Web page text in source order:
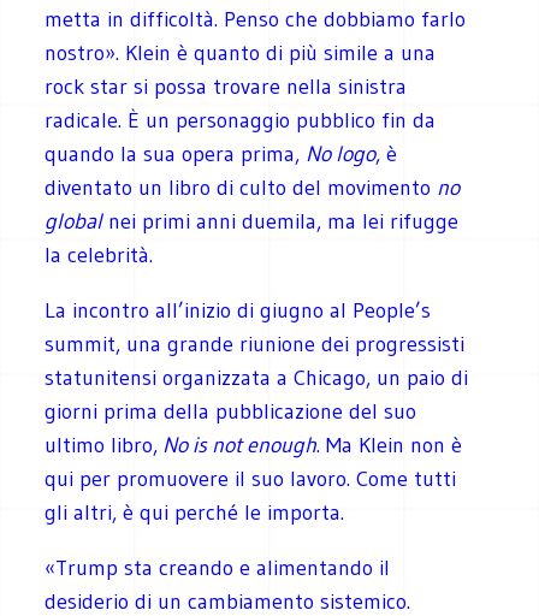
metta in difficoltà. Penso che dobbiamo farlo
nostro». Klein è quanto di più simile a una
rock star si possa trovare nella sinistra
radicale. È un personaggio pubblico fin da
quando la sua opera prima, No logo, è
diventato un libro di culto del movimento no
globalnei primi anni duemila, ma lei rifugge
la celebrità.
La incontro all’inizio di giugno al People’s
summit, una grande riunione dei progressisti
statunitensi organizzata a Chicago, un paio di
giorni prima della pubblicazione del suo
ultimo libro, No is not enough. Ma Klein non è
qui per promuovere il suo lavoro. Come tutti
gli altri, è qui perché le importa.
«Trump sta creando e alimentando il
desiderio di un cambiamento sistemico.